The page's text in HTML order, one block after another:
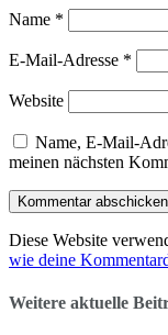
Name *
E-Mail-Adresse *
Website
Name, E-Mail-
meinen nächsten
Diese Website
wie deine
Weitere aktuelle